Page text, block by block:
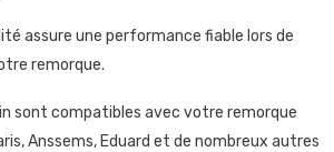
assure une performance fiable lors de
remorque.
sont compatibles avec votre remorque
Anssems, Eduard et de nombreux autres